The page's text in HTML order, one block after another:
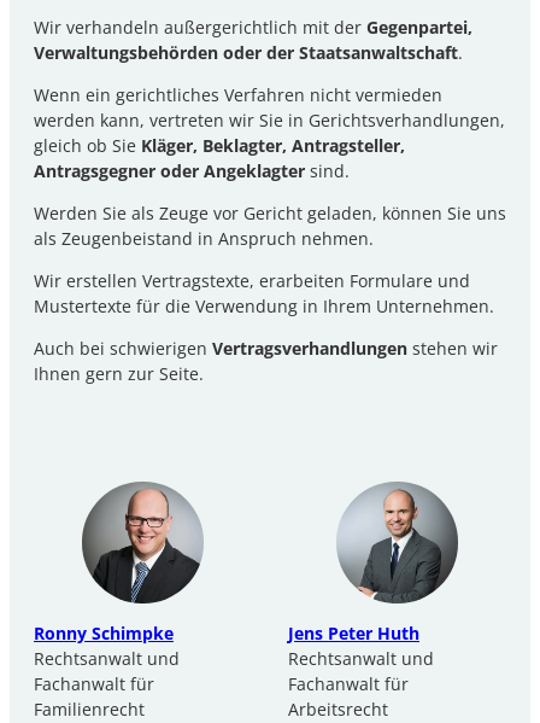
Wir verhandeln außergerichtlich mit der Gegenpartei,
Verwaltungsbehörden oder der Staatsanwaltschaft.
Wenn ein gerichtliches Verfahren nicht vermieden
werden kann, vertreten wir Sie in Gerichtsverhandlungen,
gleich ob Sie Kläger, Beklagter, Antragsteller,
Antragsgegner oder Angeklagter sind.
Werden Sie als Zeuge vor Gericht geladen, können Sie uns
als Zeugenbeistand in Anspruch nehmen.
Wir erstellen Vertragstexte, erarbeiten Formulare und
Mustertexte für die Verwendung in Ihrem Unternehmen.
Auch bei schwierigen Vertragsverhandlungen stehen wir
Ihnen gern zur Seite.
Ronny Schimpke
Rechtsanwalt und
Fachanwalt für
Familienrecht
Jens Peter Huth
Rechtsanwalt und
Fachanwalt für
Arbeitsrecht